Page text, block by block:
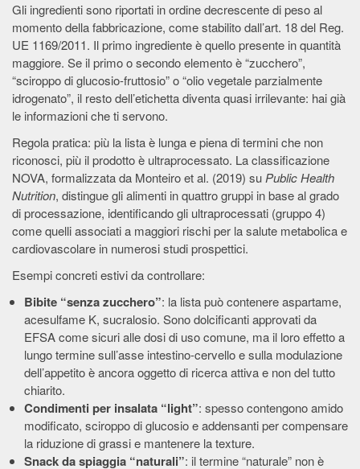
Gli ingredienti sono riportati in ordine decrescente di peso al
momento della fabbricazione, come stabilito dall’art. 18 del Reg.
UE 1169/2011. Il primo ingrediente è quello presente in quantità
maggiore. Se il primo o secondo elemento è “zucchero”,
“sciroppo di glucosio-fruttosio” o “olio vegetale parzialmente
idrogenato”, il resto dell’etichetta diventa quasi irrilevante: hai già
le informazioni che ti servono.
Regola pratica: più la lista è lunga e piena di termini che non
riconosci, più il prodotto è ultraprocessato. La classificazione
NOVA, formalizzata da Monteiro et al. (2019) su Public Health
Nutrition, distingue gli alimenti in quattro gruppi in base al grado
di processazione, identificando gli ultraprocessati (gruppo 4)
come quelli associati a maggiori rischi per la salute metabolica e
cardiovascolare in numerosi studi prospettici.
Esempi concreti estivi da controllare:
Bibite “senza zucchero”: la lista può contenere aspartame,
acesulfame K, sucralosio. Sono dolcificanti approvati da
EFSA come sicuri alle dosi di uso comune, ma il loro effetto a
lungo termine sull’asse intestino-cervello e sulla modulazione
dell’appetito è ancora oggetto di ricerca attiva e non del tutto
chiarito.
Condimenti per insalata “light”: spesso contengono amido
modificato, sciroppo di glucosio e addensanti per compensare
la riduzione di grassi e mantenere la texture.
Snack da spiaggia “naturali”: il termine “naturale” non è